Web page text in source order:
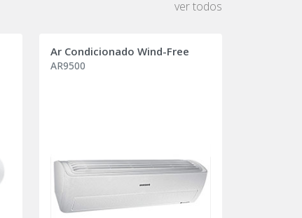
ver todos
Ar Condicionado Wind-Free
AR9500